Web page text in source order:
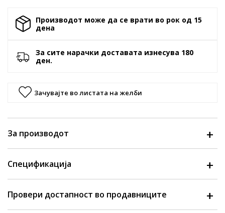
Производот може да се врати во рок од 15
денa
За сите нарачки доставата изнесува 180
ден.
Зачувајте во листата на желби
За производот
Спецификација
Провери достапност во продавниците